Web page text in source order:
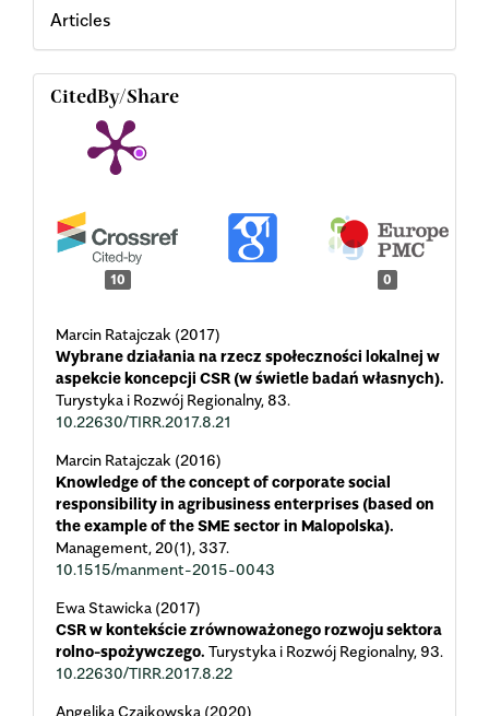
Articles
CitedBy/Share
10 0
Marcin Ratajczak (2017)
Wybrane działania na rzecz społeczności lokalnej w
aspekcie koncepcji CSR (w świetle badań własnych).
Turystyka i Rozwój Regionalny, 83.
10.22630/TIRR.2017.8.21
Marcin Ratajczak (2016)
Knowledge of the concept of corporate social
responsibility in agribusiness enterprises (based on
the example of the SME sector in Malopolska).
Management, 20(1), 337.
10.1515/manment-2015-0043
Ewa Stawicka (2017)
CSR w kontekście zrównoważonego rozwoju sektora
rolno-spożywczego. Turystyka i Rozwój Regionalny, 93.
10.22630/TIRR.2017.8.22
Angelika Czajkowska (2020)